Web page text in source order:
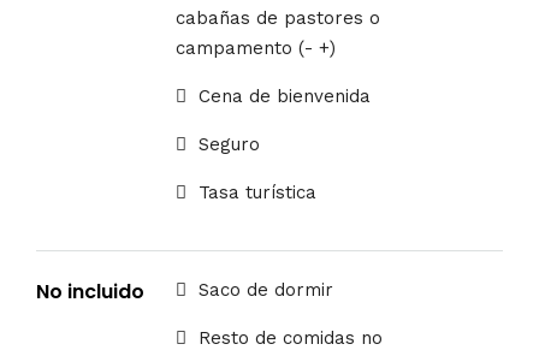
cabañas de pastores o
campamento (- +)
Cena de bienvenida
Seguro
Tasa turística
No incluido Saco de dormir
Resto de comidas no